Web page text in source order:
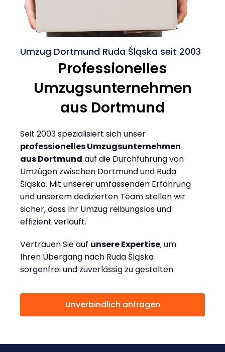
Umzug Dortmund Ruda Śląska seit 2003
Professionelles
Umzugsunternehmen
aus Dortmund
Seit 2003 spezialisiert sich unser
professionelles Umzugsunternehmen
aus Dortmund auf die Durchführung von
Umzügen zwischen Dortmund und Ruda
Śląska. Mit unserer umfassenden Erfahrung
und unserem dedizierten Team stellen wir
sicher, dass Ihr Umzug reibungslos und
effizient verläuft.
Vertrauen Sie auf unsere Expertise, um
Ihren Übergang nach Ruda Śląska
sorgenfrei und zuverlässig zu gestalten
Unverbindlich anfragen